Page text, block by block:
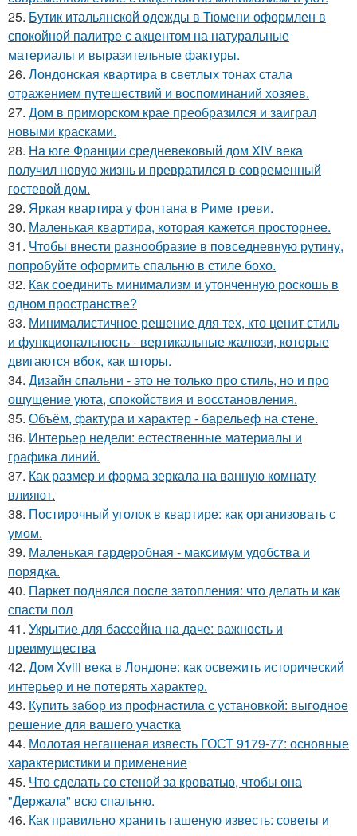
25. Бутик итальянской одежды в Тюмени оформлен в
спокойной палитре с акцентом на натуральные
материалы и выразительные фактуры.
26. Лондонская квартира в светлых тонах стала
отражением путешествий и воспоминаний хозяев.
27. Дом в приморском крае преобразился и заиграл
новыми красками.
28. На юге Франции средневековый дом XIV века
получил новую жизнь и превратился в современный
гостевой дом.
29. Яркая квартира у фонтана в Риме треви.
30. Маленькая квартира, которая кажется просторнее.
31. Чтобы внести разнообразие в повседневную рутину,
попробуйте оформить спальню в стиле бохо.
32. Как соединить минимализм и утонченную роскошь в
одном пространстве?
33. Минималистичное решение для тех, кто ценит стиль
и функциональность - вертикальные жалюзи, которые
двигаются вбок, как шторы.
34. Дизайн спальни - это не только про стиль, но и про
ощущение уюта, спокойствия и восстановления.
35. Объём, фактура и характер - барельеф на стене.
36. Интерьер недели: естественные материалы и
графика линий.
37. Как размер и форма зеркала на ванную комнату
влияют.
38. Постирочный уголок в квартире: как организовать с
умом.
39. Маленькая гардеробная - максимум удобства и
порядка.
40. Паркет поднялся после затопления: что делать и как
спасти пол
41. Укрытие для бассейна на даче: важность и
преимущества
42. Дом Xviii века в Лондоне: как освежить исторический
интерьер и не потерять характер.
43. Купить забор из профнастила с установкой: выгодное
решение для вашего участка
44. Молотая негашеная известь ГОСТ 9179-77: основные
характеристики и применение
45. Что сделать со стеной за кроватью, чтобы она
"Держала" всю спальню.
46. Как правильно хранить гашеную известь: советы и